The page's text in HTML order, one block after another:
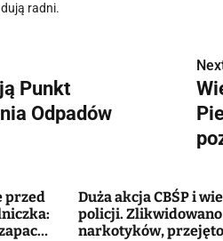
radni.
Punkt
Odpadów
przed
Duża akcja CBŚP i
policji.
narkotyków,